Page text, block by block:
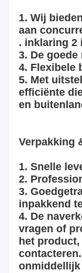
1. Wij
aan
. inklaring 2
3. De
4. Flexibele
5. Met
efficiënte
en
Verpakking
1. Snelle
2.
3.
inpakkend
4. De
vragen of
het